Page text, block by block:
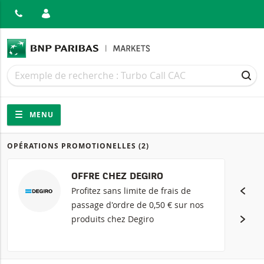
Recherche
Recherche
Navigation
Navigation sur le site
MENU
Produits
OPÉRATIONS PROMOTIONELLES (2)
OFFRE CHEZ DEGIRO
Profitez sans limite de frais de
passage d'ordre de 0,50 € sur nos
produits chez Degiro